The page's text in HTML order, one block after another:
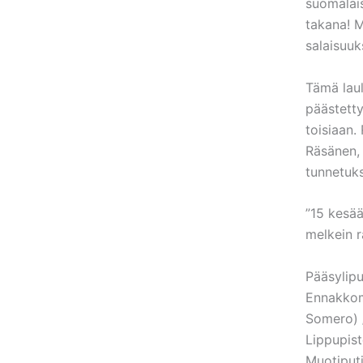
takana!
Tämä
toisiaan.
”15
melkein
Somero)